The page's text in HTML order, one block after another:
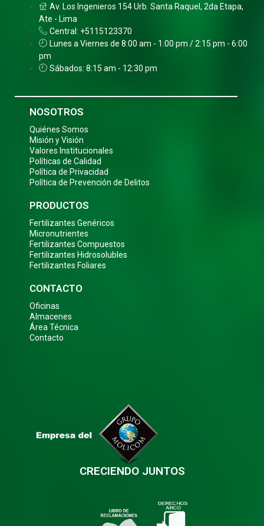
Av. Los Ingenieros 154 Urb. Santa Raquel, 2da Etapa,
Ate - Lima
Central: +5115123370
Lunes a Viernes de 8:00 am - 1:00 pm / 2:15 pm - 6:00
pm
Sábados: 8:15 am - 12:30 pm
NOSOTROS
Quiénes Somos
Misión y Visión
Valores Institucionales
Políticas de Calidad
Política de Privacidad
Política de Prevención de Delitos
PRODUCTOS
Fertilizantes Genéricos
Micronutrientes
Fertilizantes Compuestos
Fertilizantes Hidrosolubles
Fertilizantes Foliares
CONTACTO
Oficinas
Almacenes
Área Técnica
Contacto
CRECIENDO JUNTOS